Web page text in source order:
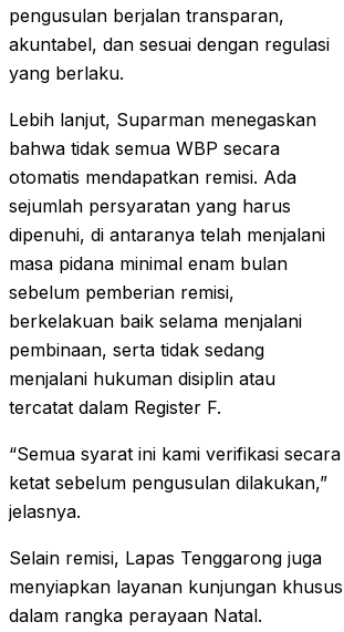
pengusulan berjalan transparan,
akuntabel, dan sesuai dengan regulasi
yang berlaku.
Lebih lanjut, Suparman menegaskan
bahwa tidak semua WBP secara
otomatis mendapatkan remisi. Ada
sejumlah persyaratan yang harus
dipenuhi, di antaranya telah menjalani
masa pidana minimal enam bulan
sebelum pemberian remisi,
berkelakuan baik selama menjalani
pembinaan, serta tidak sedang
menjalani hukuman disiplin atau
tercatat dalam Register F.
“Semua syarat ini kami verifikasi secara
ketat sebelum pengusulan dilakukan,”
jelasnya.
Selain remisi, Lapas Tenggarong juga
menyiapkan layanan kunjungan khusus
dalam rangka perayaan Natal.